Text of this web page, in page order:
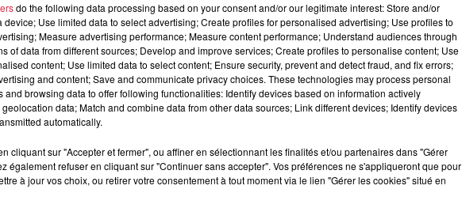
2026
do the following data processing based on your consent and/or our legitimate interest: Store and/or
device; Use limited data to select advertising; Create profiles for personalised advertising; Use profiles to
Measure advertising performance; Measure content performance; Understand audiences through
of data from different sources; Develop and improve services; Create profiles to personalise content; Use
content; Use limited data to select content; Ensure security, prevent and detect fraud, and fix errors;
and content; Save and communicate privacy choices. These technologies may process personal
and browsing data to offer following functionalities: Identify devices based on information actively
data; Match and combine data from other data sources; Link different devices; Identify devices
automatically.
cliquant sur "Accepter et fermer", ou affiner en sélectionnant les finalités et/ou partenaires dans "Gérer
également refuser en cliquant sur "Continuer sans accepter". Vos préférences ne s'appliqueront que pour
à jour vos choix, ou retirer votre consentement à tout moment via le lien "Gérer les cookies" situé en